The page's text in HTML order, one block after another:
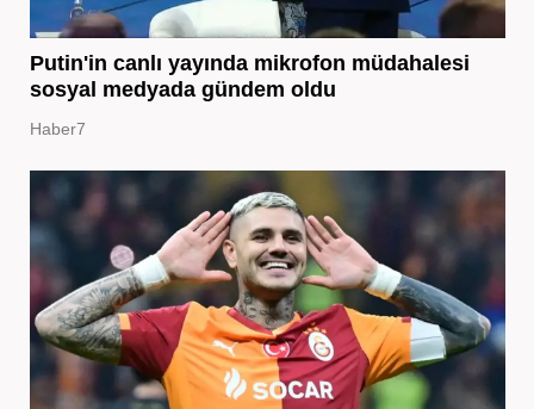
Putin'in canlı yayında mikrofon müdahalesi
sosyal medyada gündem oldu
Haber7